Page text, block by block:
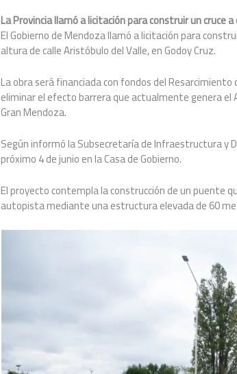
La Provincia llamó a licitación para construir un cruce
El Gobierno de Mendoza llamó a licitación para
altura de calle Aristóbulo del Valle, en Godoy Cruz.
La obra será financiada con fondos del
eliminar el efecto barrera que actualmente genera el
Gran Mendoza.
Según informó la Subsecretaría de Infraestructura y
próximo 4 de junio en la Casa de Gobierno.
El proyecto contempla la construcción de un puente
autopista mediante una estructura elevada de 60